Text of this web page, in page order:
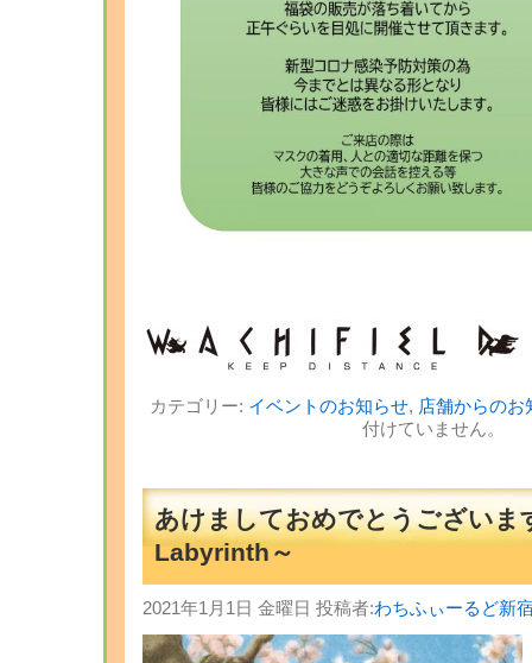
カテゴリー: イベントのお知らせ, 店舗からのお
付けていません。
あけましておめでとうござい
Labyrinth～
2021年1月1日 金曜日 投稿者:わちふぃーるど新